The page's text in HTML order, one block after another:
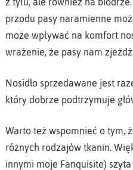
przodu pasy naramienne
może wpływać na komfort
wrażenie, że pasy nam
Nosidło sprzedawane jest
który dobrze podtrzymuje
Warto też wspomnieć o tym,
różnych rodzajów tkanin.
innymi moje Fanquisite) szyta